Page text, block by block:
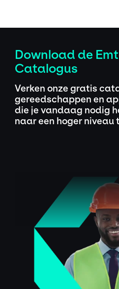
Download de
Catalogus
Verken onze gratis
gereedschappen en
die je vandaag nodig
naar een hoger niveau